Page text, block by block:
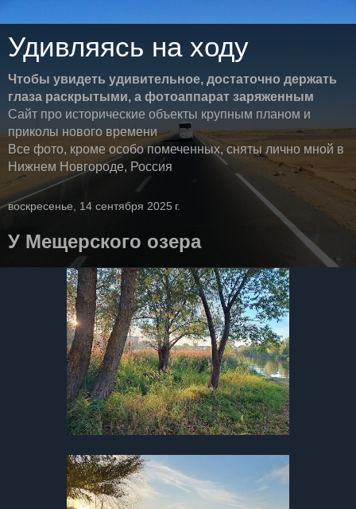
Удивляясь на ходу
Чтобы увидеть удивительное, достаточно держать
глаза раскрытыми, а фотоаппарат заряженным
Сайт про исторические объекты крупным планом и
приколы нового времени
Все фото, кроме особо помеченных, сняты лично мной в
Нижнем Новгороде, Россия
воскресенье, 14 сентября 2025 г.
У Мещерского озера